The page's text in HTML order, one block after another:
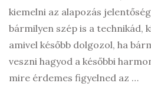
kiemelni az alapozás
bármilyen szép is a technikád,
amivel később dolgozol, ha
veszni hagyod a későbbi
mire érdemes figyelned az …